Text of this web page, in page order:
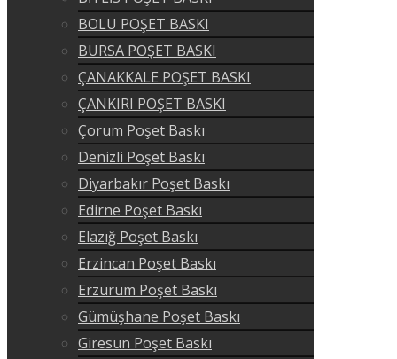
BOLU POŞET BASKI
BURSA POŞET BASKI
ÇANAKKALE POŞET BASKI
ÇANKIRI POŞET BASKI
Çorum Poşet Baskı
Denizli Poşet Baskı
Diyarbakır Poşet Baskı
Edirne Poşet Baskı
Elazığ Poşet Baskı
Erzincan Poşet Baskı
Erzurum Poşet Baskı
Gümüşhane Poşet Baskı
Giresun Poşet Baskı